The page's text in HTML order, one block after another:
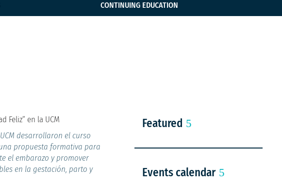
CONTINUING EDUCATION
Feliz” en la UCM
desarrollaron el curso
propuesta formativa para
el embarazo y promover
en la gestación, parto y
Featured
Events calendar